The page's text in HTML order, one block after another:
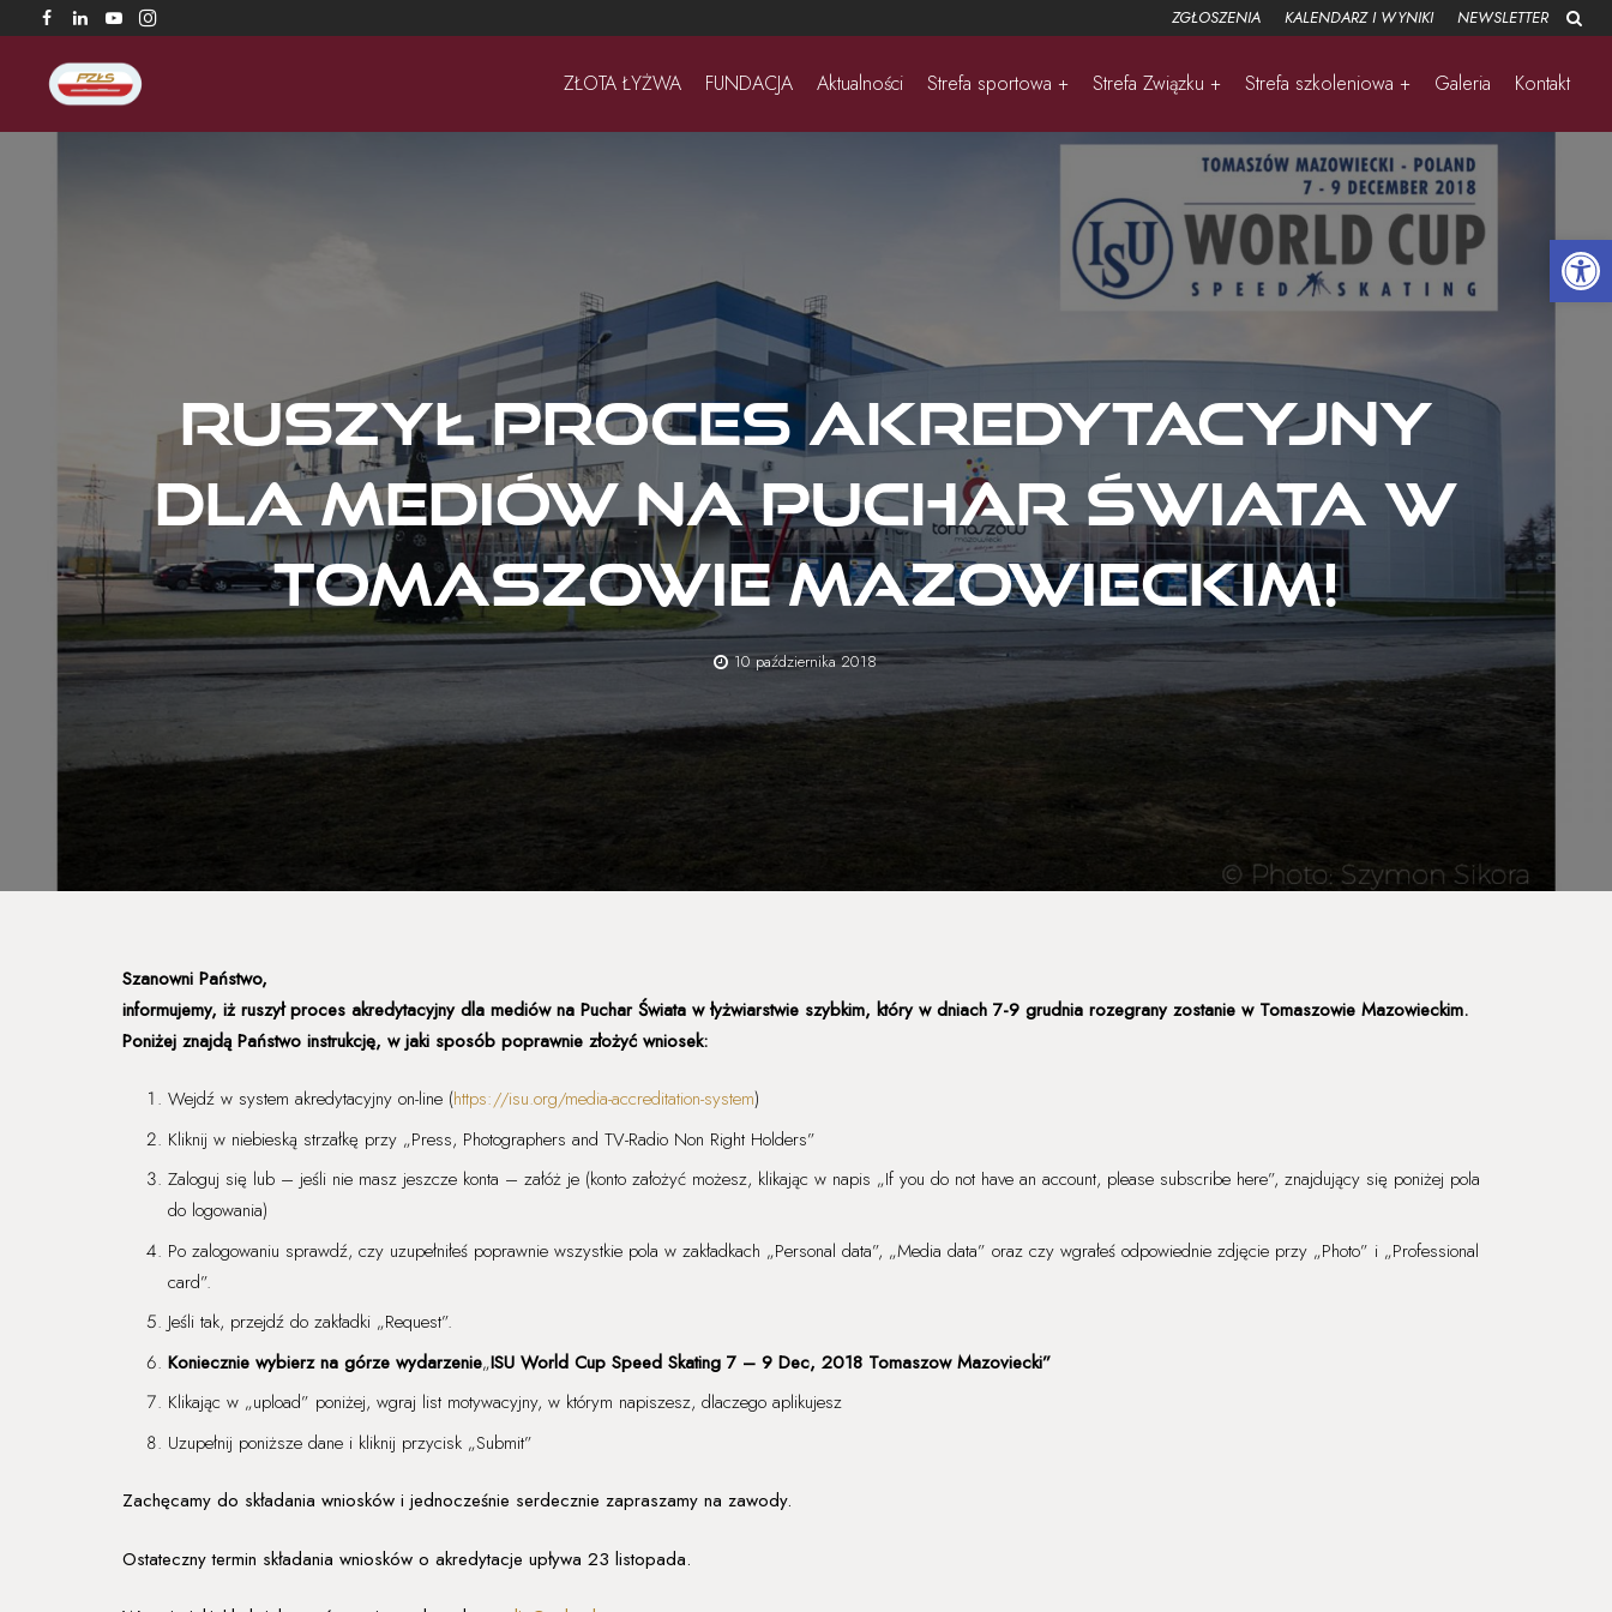
ZGŁOSZENIA KALENDARZ I WYNIKI NEWSLETTER
ZŁOTA ŁYŻWA FUNDACJA Aktualności Strefa sportowa + Strefa Związku + Strefa szkoleniowa + Galeria Kontakt
Ruszył proces akredytacyjny
dla mediów na Puchar Świata w
Tomaszowie Mazowieckim!
10 października 2018
Szanowni Państwo,
informujemy, iż ruszył proces akredytacyjny dla mediów na Puchar Świata w łyżwiarstwie szybkim, który w dniach 7-9 grudnia rozegrany zostanie w Tomaszowie Mazowieckim.
Poniżej znajdą Państwo instrukcję, w jaki sposób poprawnie złożyć wniosek:
Wejdź w system akredytacyjny on-line (https://isu.org/media-accreditation-system)
Kliknij w niebieską strzałkę przy „Press, Photographers and TV-Radio Non Right Holders”
Zaloguj się lub – jeśli nie masz jeszcze konta – załóż je (konto założyć możesz, klikając w napis „If you do not have an account, please subscribe here”, znajdujący się poniżej pola
do logowania)
Po zalogowaniu sprawdź, czy uzupełniłeś poprawnie wszystkie pola w zakładkach „Personal data”, „Media data” oraz czy wgrałeś odpowiednie zdjęcie przy „Photo” i „Professional
card”.
Jeśli tak, przejdź do zakładki „Request”.
Koniecznie wybierz na górze wydarzenie„ISU World Cup Speed Skating 7 – 9 Dec, 2018 Tomaszow Mazoviecki”
Klikając w „upload” poniżej, wgraj list motywacyjny, w którym napiszesz, dlaczego aplikujesz
Uzupełnij poniższe dane i kliknij przycisk „Submit”
Zachęcamy do składania wniosków i jednocześnie serdecznie zapraszamy na zawody.
Ostateczny termin składania wniosków o akredytacje upływa 23 listopada.